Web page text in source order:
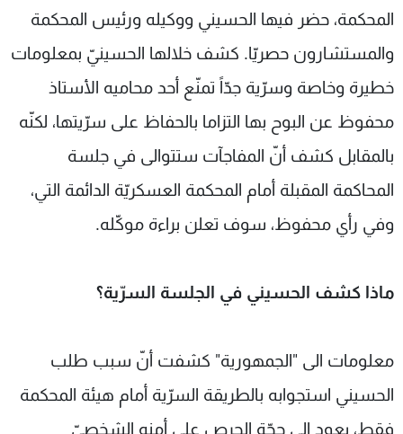
المحكمة، حضر فيها الحسيني ووكيله ورئيس المحكمة
والمستشارون حصريّا. كشف خلالها الحسينيّ بمعلومات
خطيرة وخاصة وسرّية جدّاً تمنّع أحد محاميه الأستاذ
محفوظ عن البوح بها التزاما بالحفاظ على سرّيتها، لكنّه
بالمقابل كشف أنّ المفاجآت ستتوالى في جلسة
المحاكمة المقبلة أمام المحكمة العسكريّة الدائمة التي،
وفي رأي محفوظ، سوف تعلن براءة موكّله.
ماذا كشف الحسيني في الجلسة السرّية؟
معلومات الى "الجمهورية" كشفت أنّ سبب طلب
الحسيني استجوابه بالطريقة السرّية أمام هيئة المحكمة
فقط، يعود إلى حجّة الحرص على أمنه الشخصيّ